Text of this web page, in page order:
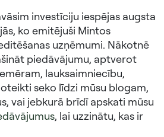
investīciju iespējas augsta
ko emitējuši Mintos
uzņēmumi. Nākotnē
piedāvājumu, aptverot
lauksaimniecību,
seko līdzi mūsu blogam,
vai jebkurā brīdī apskati mūsu
, lai uzzinātu, kas ir